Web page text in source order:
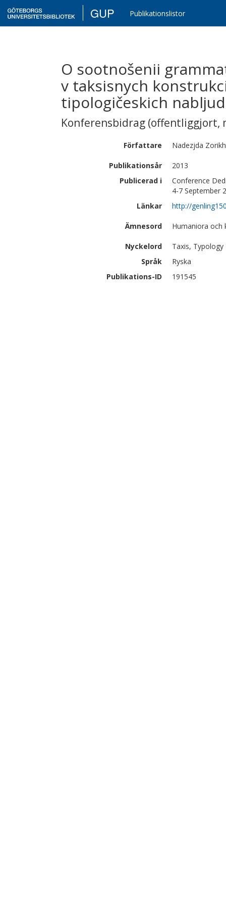
GUP Publikationslistor
O sootnošenii
v taksisnych
tipologičeskich
Konferensbidrag (offentliggjort,
Författare Nadezjda
Publikationsår
2013
Publicerad i
Conference
4-7 September
Länkar
http://
Ämnesord Humaniora
Nyckelord
Taxis,
Språk
Ryska
Publikations-ID
191545